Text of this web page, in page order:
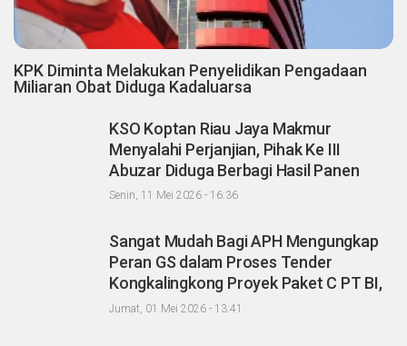
KPK Diminta Melakukan Penyelidikan Pengadaan
Miliaran Obat Diduga Kadaluarsa
KSO Koptan Riau Jaya Makmur
Menyalahi Perjanjian, Pihak Ke III
Abuzar Diduga Berbagi Hasil Panen
Sawit dengan Oknum Agrinas
Senin, 11 Mei 2026 - 16:36
Sangat Mudah Bagi APH Mengungkap
Peran GS dalam Proses Tender
Kongkalingkong Proyek Paket C PT BI,
CERI; Tinggal Niatnya Aja?
Jumat, 01 Mei 2026 - 13:41